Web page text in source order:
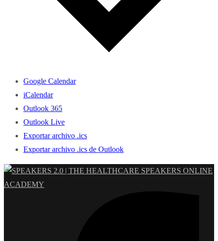
Google Calendar
iCalendar
Outlook 365
Outlook Live
Exportar archivo .ics
Exportar archivo .ics de Outlook